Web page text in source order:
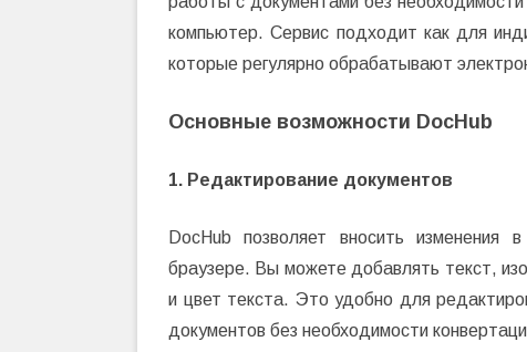
компьютер. Сервис подходит как для
которые регулярно обрабатывают
Основные возможности DocHub
1. Редактирование документов
DocHub позволяет вносить
браузере. Вы можете добавлять текст,
и цвет текста. Это удобно для
документов без необходимости